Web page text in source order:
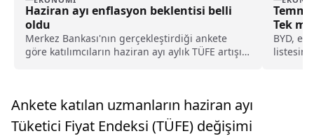
Haziran ayı enflasyon beklentisi belli
oldu
Merkez Bankası'nın gerçekleştirdiği ankete
göre katılımcıların haziran ayı aylık TÜFE artışı
Tek
BYD,
listesini
Ankete katılan uzmanların haziran ayı
Tüketici Fiyat Endeksi (TÜFE) değişimi